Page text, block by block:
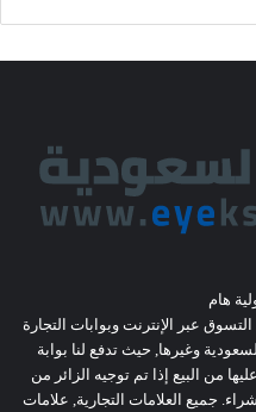
هام
عبر الإنترنت وبوابات التجارة
وغيرها, حيث تدفع لنا بوابة
من البيع إذا تم توجيه الزائر من
جميع العلامات التجارية, علامات